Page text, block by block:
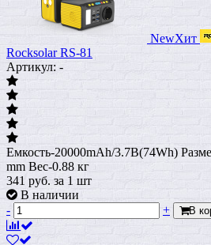
NewХит
Rocksolar RS-81
Артикул: -
Емкость-20000mAh/3.7B(74Wh)
mm Вес-0.88 кг
341 руб. за 1 шт
В наличии
-
+ В